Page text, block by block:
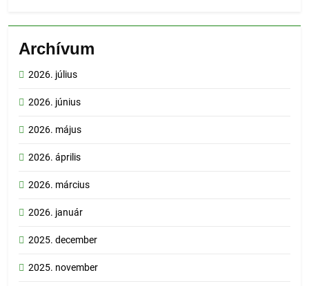
Archívum
2026. július
2026. június
2026. május
2026. április
2026. március
2026. január
2025. december
2025. november